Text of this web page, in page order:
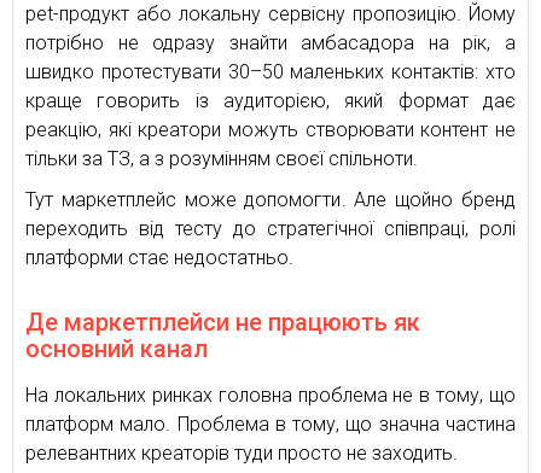
pet-продукт або локальну сервісну пропозицію. Йому
потрібно не одразу знайти амбасадора на рік, а
швидко протестувати 30–50 маленьких контактів: хто
краще говорить із аудиторією, який формат дає
реакцію, які креатори можуть створювати контент не
тільки за ТЗ, а з розумінням своєї спільноти.
Тут маркетплейс може допомогти. Але щойно бренд
переходить від тесту до стратегічної співпраці, ролі
платформи стає недостатньо.
Де маркетплейси не працюють як
основний канал
На локальних ринках головна проблема не в тому, що
платформ мало. Проблема в тому, що значна частина
релевантних креаторів туди просто не заходить.